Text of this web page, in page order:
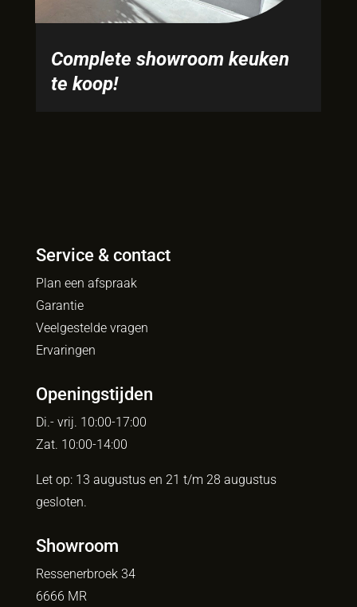
Complete showroom keuken
te koop!
Service & contact
Plan een afspraak
Garantie
Veelgestelde vragen
Ervaringen
Openingstijden
Di.- vrij. 10:00-17:00
Zat. 10:00-14:00
Let op: 13 augustus en 21 t/m 28 augustus
gesloten.
Showroom
Ressenerbroek 34
6666 MR